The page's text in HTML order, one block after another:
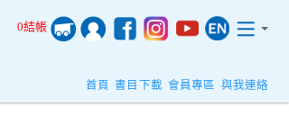
0結帳
首頁 書目下載 會員專區 與我連絡